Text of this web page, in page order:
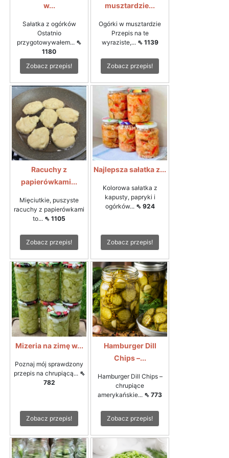
w...
Sałatka z ogórków
Ostatnio
przygotowywałem... ⇖
1180
Zobacz przepis!
musztardzie...
Ogórki w musztardzie
Przepis na te
wyraziste,... ⇖ 1139
Zobacz przepis!
Racuchy z
papierówkami...
Mięciutkie, puszyste
racuchy z papierówkami
to... ⇖ 1105
Zobacz przepis!
Najlepsza sałatka z...
Kolorowa sałatka z
kapusty, papryki i
ogórków... ⇖ 924
Zobacz przepis!
Mizeria na zimę w...
Poznaj mój sprawdzony
przepis na chrupiącą... ⇖
782
Zobacz przepis!
Hamburger Dill
Chips –...
Hamburger Dill Chips –
chrupiące
amerykańskie... ⇖ 773
Zobacz przepis!